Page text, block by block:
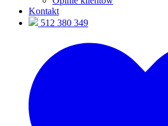
Kontakt
512 380 349